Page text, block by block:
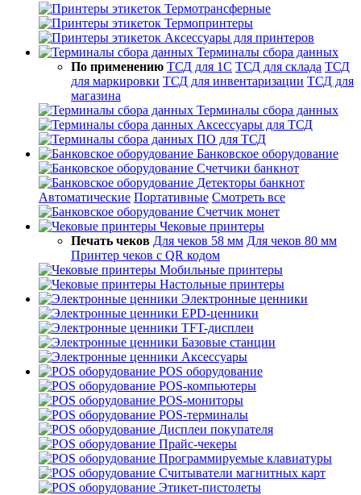
Термотрансферные
Термопринтеры
Аксессуары для принтеров
Терминалы сбора данных
По применению ТСД для 1С ТСД для склада ТСД
для маркировки ТСД для инвентаризации ТСД для
магазина
Терминалы сбора данных
Аксессуары для ТСД
ПО для ТСД
Банковское оборудование
Счетчики банкнот
Детекторы банкнот
Автоматические Портативные Смотреть все
Счетчик монет
Чековые принтеры
Печать чеков Для чеков 58 мм Для чеков 80 мм
Принтер чеков с QR кодом
Мобильные принтеры
Настольные принтеры
Электронные ценники
EPD-ценники
TFT-дисплеи
Базовые станции
Аксессуары
POS оборудование
POS-компьютеры
POS-мониторы
POS-терминалы
Дисплеи покупателя
Прайс-чекеры
Программируемые клавиатуры
Считыватели магнитных карт
Этикет-пистолеты